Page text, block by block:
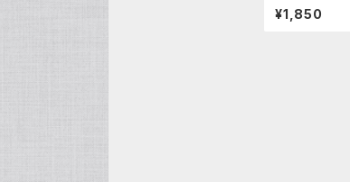
コンコード
¥1,850